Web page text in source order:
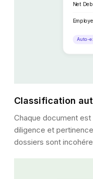
Net
Auto-
Classification
Chaque document
diligence et
dossiers sont